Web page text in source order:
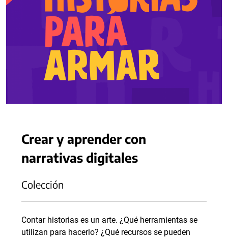
Crear y aprender con
narrativas digitales
Colección
Contar historias es un arte. ¿Qué herramientas se
utilizan para hacerlo? ¿Qué recursos se pueden